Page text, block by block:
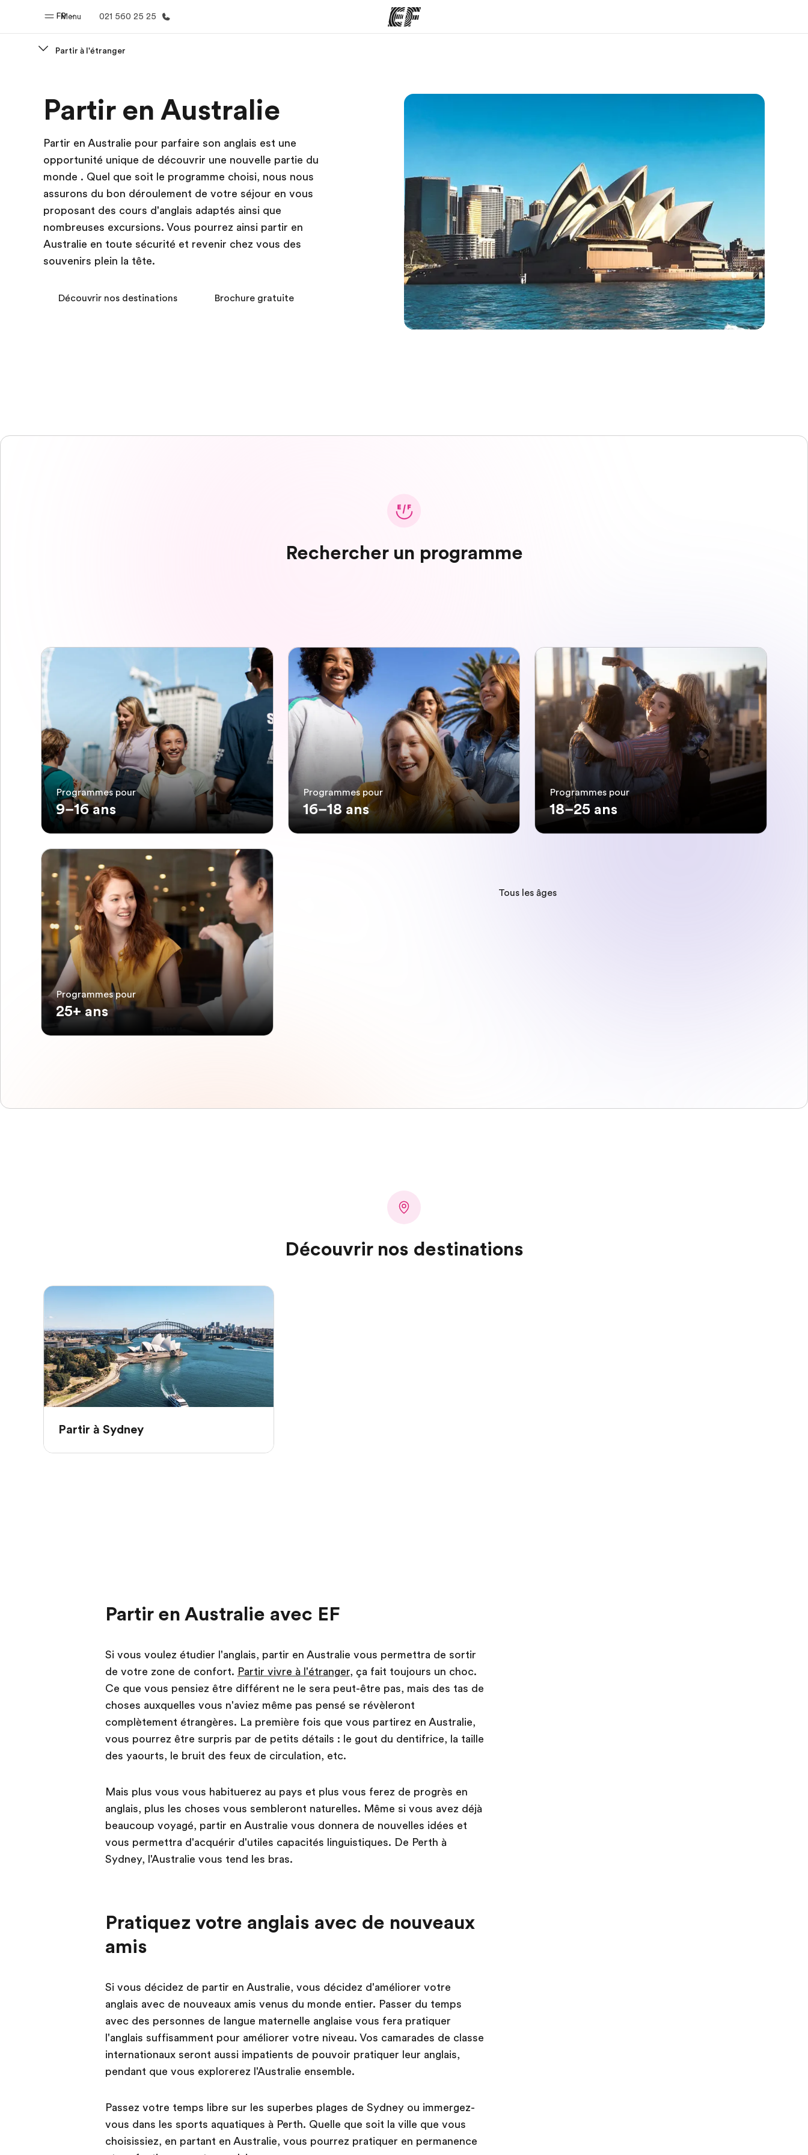
Menu
FR 021 560 25 25
Bienvenue chez EF Nos offres Trouver un bureau
Partir à l'étranger
Partir en Australie
Partir en Australie pour parfaire son anglais est une
opportunité unique de découvrir une nouvelle partie du
monde . Quel que soit le programme choisi, nous nous
assurons du bon déroulement de votre séjour en vous
proposant des cours d'anglais adaptés ainsi que
nombreuses excursions. Vous pourrez ainsi partir en
Australie en toute sécurité et revenir chez vous des
souvenirs plein la tête.
Découvrir nos destinations Brochure gratuite
Rechercher un programme
Programmes pour
9–16 ans
Programmes pour
16–18 ans
Programmes pour
18–25 ans
Programmes pour
25+ ans
Tous les âges
Découvrir nos destinations
Partir à Sydney
Partir en Australie avec EF
Si vous voulez étudier l'anglais, partir en Australie vous permettra de sortir
de votre zone de confort. Partir vivre à l'étranger, ça fait toujours un choc.
Ce que vous pensiez être différent ne le sera peut-être pas, mais des tas de
choses auxquelles vous n'aviez même pas pensé se révèleront
complètement étrangères. La première fois que vous partirez en Australie,
vous pourrez être surpris par de petits détails : le gout du dentifrice, la taille
des yaourts, le bruit des feux de circulation, etc.
Mais plus vous vous habituerez au pays et plus vous ferez de progrès en
anglais, plus les choses vous sembleront naturelles. Même si vous avez déjà
beaucoup voyagé, partir en Australie vous donnera de nouvelles idées et
vous permettra d'acquérir d'utiles capacités linguistiques. De Perth à
Sydney, l'Australie vous tend les bras.
Pratiquez votre anglais avec de nouveaux
amis
Si vous décidez de partir en Australie, vous décidez d'améliorer votre
anglais avec de nouveaux amis venus du monde entier. Passer du temps
avec des personnes de langue maternelle anglaise vous fera pratiquer
l'anglais suffisamment pour améliorer votre niveau. Vos camarades de classe
internationaux seront aussi impatients de pouvoir pratiquer leur anglais,
pendant que vous explorerez l'Australie ensemble.
Passez votre temps libre sur les superbes plages de Sydney ou immergez-
vous dans les sports aquatiques à Perth. Quelle que soit la ville que vous
choisissiez, en partant en Australie, vous pourrez pratiquer en permanence